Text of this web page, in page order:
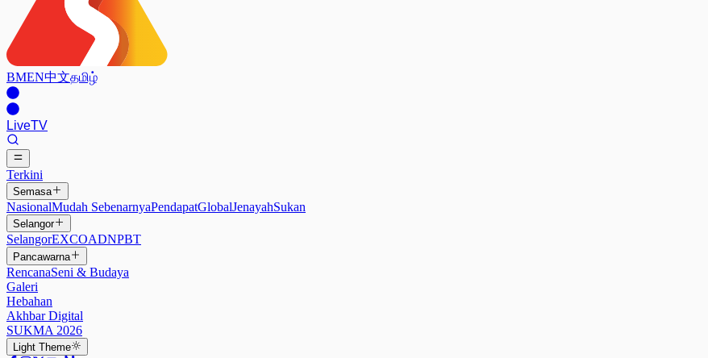
BMEN中文தமிழ்
LiveTV
Terkini
Semasa
NasionalMudah SebenarnyaPendapatGlobalJenayahSukan
Selangor
SelangorEXCOADNPBT
Pancawarna
RencanaSeni & Budaya
Galeri
Hebahan
Akhbar Digital
SUKMA 2026
Light Theme